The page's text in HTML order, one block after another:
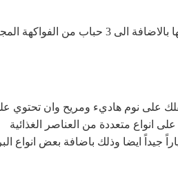
يمكن اعطاء الطفل قطعة من الحلويات او الشكولاته التي يحبها بالاضافة الى 3 حباب من
على نوم هاديء ومريح وان تحتوي
انواع متعددة من العناصر الغذائية
ايضا وذلك باضافة بعض انواع